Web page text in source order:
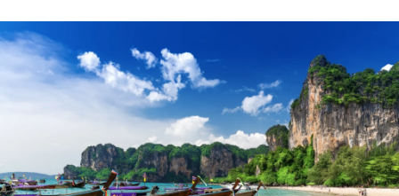
de cartes
RBC Avion !
cartes RBC
ION et
ION+ :
Obtenez
Avion